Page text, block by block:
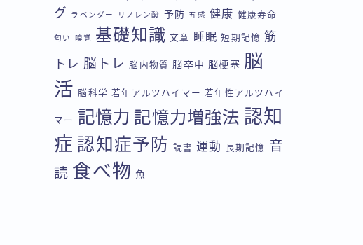
グ
ラベンダー リノレン酸 予防 五感 健康 健康寿命
匂い 嗅覚 基礎知識 文章 睡眠 短期記憶 筋
トレ 脳トレ 脳内物質 脳卒中 脳梗塞 脳
活
脳科学 若年アルツハイマー 若年性アルツハイ
マー 記憶力 記憶力増強法 認知
症 認知症予防 読書 運動 長期記憶
音
読 食べ物 魚